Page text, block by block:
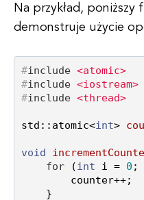
Na przykład, poniższy
demonstruje użycie
#include <atomic>
#include <iostream>
#include <thread>
std::atomic<int>
void
for ( int i = 0 ;